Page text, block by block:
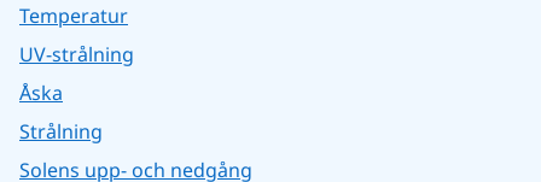
Temperatur
UV-strålning
Åska
Strålning
Solens upp- och nedgång